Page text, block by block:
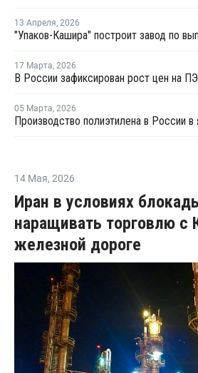
13 Апреля, 2026
17 Марта, 2026
В России зафиксирован рост цен на
05 Марта, 2026
14 Мая, 2026
Иран в условиях
наращивать торговлю с
железной дороге